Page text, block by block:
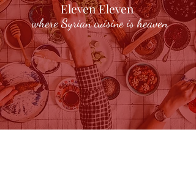
Eleven Eleven
where Syrian cuisine is heaven